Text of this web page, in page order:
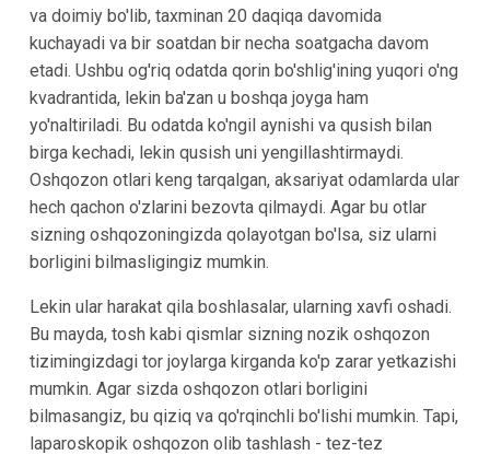
va doimiy bo'lib, taxminan 20 daqiqa davomida
kuchayadi va bir soatdan bir necha soatgacha davom
etadi. Ushbu og'riq odatda qorin bo'shlig'ining yuqori o'ng
kvadrantida, lekin ba'zan u boshqa joyga ham
yo'naltiriladi. Bu odatda ko'ngil aynishi va qusish bilan
birga kechadi, lekin qusish uni yengillashtirmaydi.
Oshqozon otlari keng tarqalgan, aksariyat odamlarda ular
hech qachon o'zlarini bezovta qilmaydi. Agar bu otlar
sizning oshqozoningizda qolayotgan bo'lsa, siz ularni
borligini bilmasligingiz mumkin.
Lekin ular harakat qila boshlasalar, ularning xavfi oshadi.
Bu mayda, tosh kabi qismlar sizning nozik oshqozon
tizimingizdagi tor joylarga kirganda ko'p zarar yetkazishi
mumkin. Agar sizda oshqozon otlari borligini
bilmasangiz, bu qiziq va qo'rqinchli bo'lishi mumkin. Tapi,
laparoskopik oshqozon olib tashlash - tez-tez